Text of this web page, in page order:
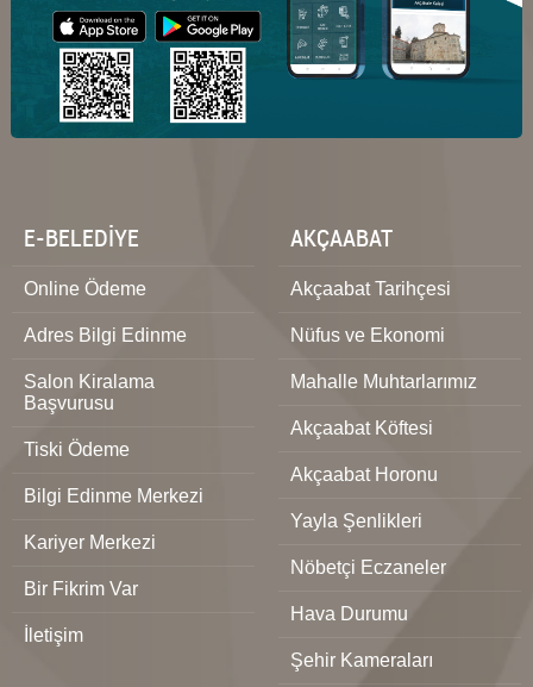
E-BELEDİYE
Online Ödeme
Adres Bilgi Edinme
Salon Kiralama
Başvurusu
Tiski Ödeme
Bilgi Edinme Merkezi
Kariyer Merkezi
Bir Fikrim Var
İletişim
AKÇAABAT
Akçaabat Tarihçesi
Nüfus ve Ekonomi
Mahalle Muhtarlarımız
Akçaabat Köftesi
Akçaabat Horonu
Yayla Şenlikleri
Nöbetçi Eczaneler
Hava Durumu
Şehir Kameraları